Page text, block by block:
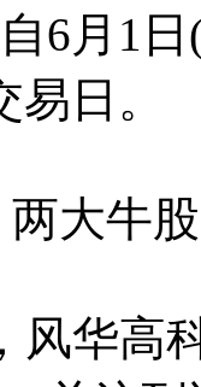
6月1
日。
牛股
华高科